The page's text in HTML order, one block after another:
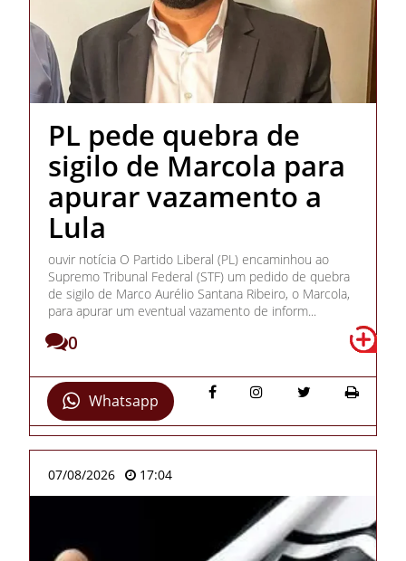
PL pede quebra de
sigilo de Marcola para
apurar vazamento a
Lula
ouvir notícia O Partido Liberal (PL) encaminhou ao
Supremo Tribunal Federal (STF) um pedido de quebra
de sigilo de Marco Aurélio Santana Ribeiro, o Marcola,
para apurar um eventual vazamento de inform...
0
Whatsapp
07/08/2026 17:04